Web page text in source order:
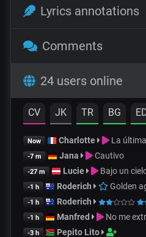
Lyrics annotations
Comments
24 users online
CV JK TR BG
Now Charlotte La
-7 m Jana Cautivo
-27 m Lucie Bajo un
-1 h Roderich Golden
-1 h Roderich
-1 h Manfred No me
-3 h Pepito Lito